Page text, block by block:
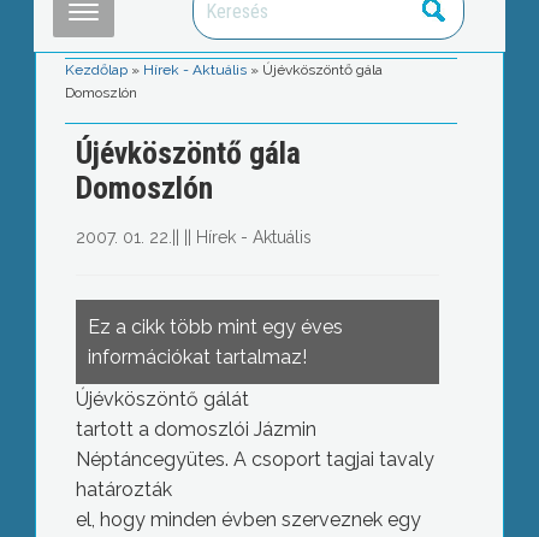
Kezdőlap » Hírek - Aktuális » Újévköszöntő gála
Domoszlón
Újévköszöntő gála
Domoszlón
2007. 01. 22. Hírek - Aktuális
Ez a cikk több mint egy éves
információkat tartalmaz!
Újévköszöntő gálát
tartott a domoszlói Jázmin
Néptáncegyütes. A csoport tagjai tavaly
határozták
el, hogy minden évben szerveznek egy